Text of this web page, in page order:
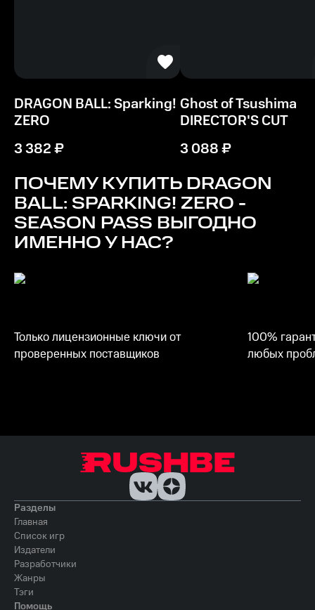
Процессор
Память
8 ГБ ОЗУ
Место на диске
29 ГБ
DRAGON BALL: Sparking!
ZERO
3 382₽
Ghost of Tsushima
DIRECTOR'S CUT
3 088₽
ПОЧЕМУ КУПИТЬ DRAGON
BALL: SPARKING! ZERO -
SEASON PASS ВЫГОДНО
ИМЕННО У НАС?
Только лицензионные ключи от
проверенных поставщиков
100%
любых
Разделы
Главная
Список игр
Издатели
Разработчики
Жанры
Тэги
Помощь